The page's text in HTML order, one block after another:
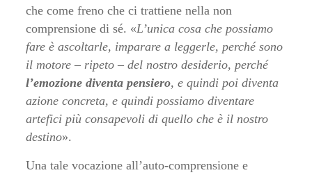
che come freno che ci trattiene nella non
comprensione di sé. «L’unica cosa che possiamo
fare è ascoltarle, imparare a leggerle, perché sono
il motore – ripeto – del nostro desiderio, perché
l’emozione diventa pensiero, e quindi poi diventa
azione concreta, e quindi possiamo diventare
artefici più consapevoli di quello che è il nostro
destino».
Una tale vocazione all’auto-comprensione e